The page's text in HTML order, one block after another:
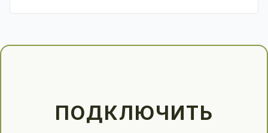
ПОДКЛЮЧИТЬ